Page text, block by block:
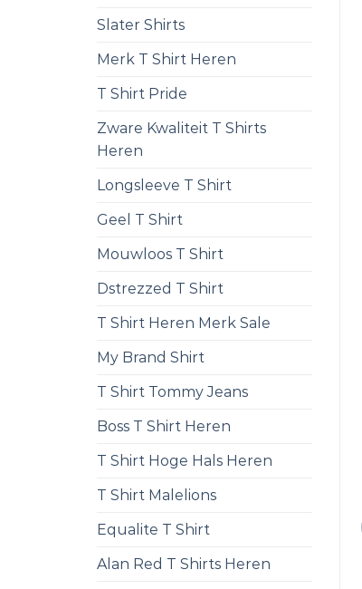
Slater Shirts
Merk T Shirt Heren
T Shirt Pride
Zware Kwaliteit T Shirts
Heren
Longsleeve T Shirt
Geel T Shirt
Mouwloos T Shirt
Dstrezzed T Shirt
T Shirt Heren Merk Sale
My Brand Shirt
T Shirt Tommy Jeans
Boss T Shirt Heren
T Shirt Hoge Hals Heren
T Shirt Malelions
Equalite T Shirt
Alan Red T Shirts Heren